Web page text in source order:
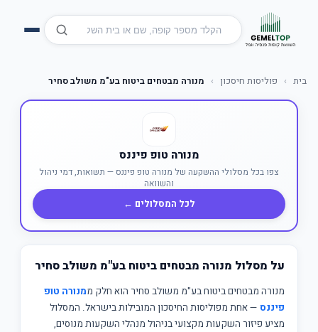
בית › פוליסות חיסכון › מנורה מבטחים ביטוח בע"מ משולב סחיר
מנורה טופ פיננס
צפו בכל מסלולי ההשקעה של מנורה טופ פיננס — תשואות, דמי ניהול
והשוואה
לכל המסלולים ←
על מסלול מנורה מבטחים ביטוח בע"מ משולב סחיר
מנורה מבטחים ביטוח בע"מ משולב סחיר הוא חלק ממנורה טופ
פיננס — אחת מפוליסות החיסכון המובילות בישראל. המסלול
מציע פיזור השקעות מקצועי בניהול מנהלי השקעות מנוסים,